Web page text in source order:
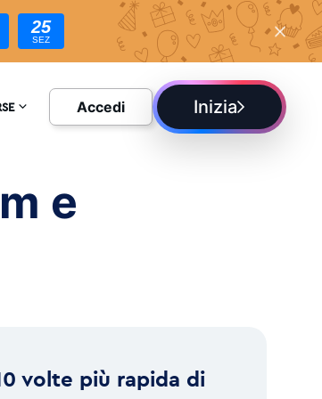
23
SEZ
Accedi Inizia
e
volte più rapida di